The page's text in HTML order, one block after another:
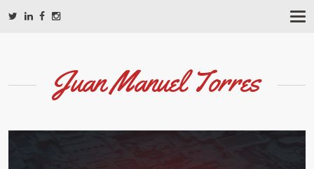
T
I
Juan Manuel Torres